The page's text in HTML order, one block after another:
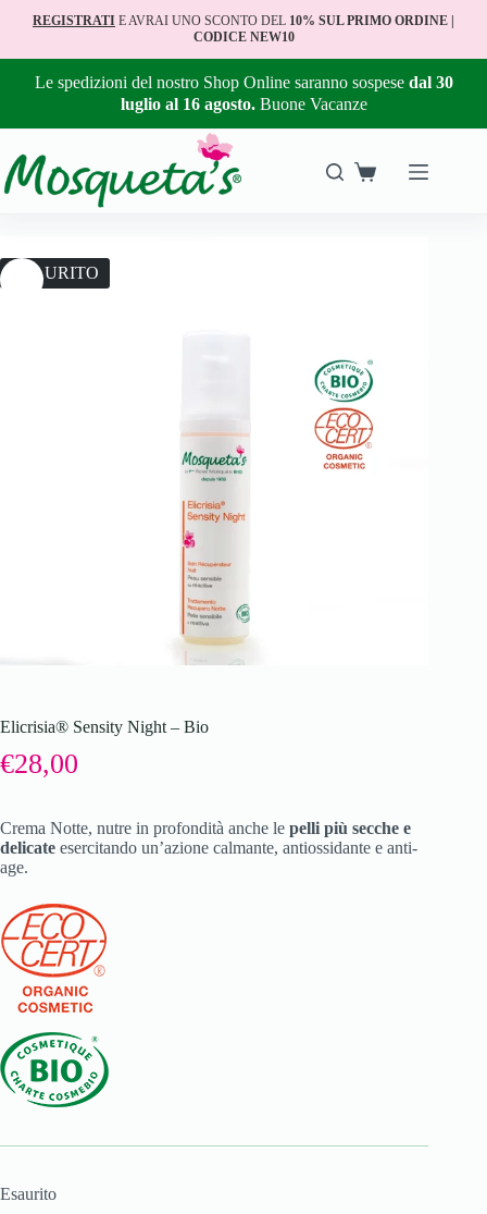
REGISTRATI E AVRAI UNO SCONTO DEL 10% SUL PRIMO ORDINE |
CODICE NEW10
Le spedizioni del nostro Shop Online saranno sospese dal 30
luglio al 16 agosto. Buone Vacanze
ESAURITO
Elicrisia® Sensity Night – Bio
€28,00
Crema Notte, nutre in profondità anche le pelli più secche e
delicate esercitando un’azione calmante, antiossidante e anti-
age.
Esaurito